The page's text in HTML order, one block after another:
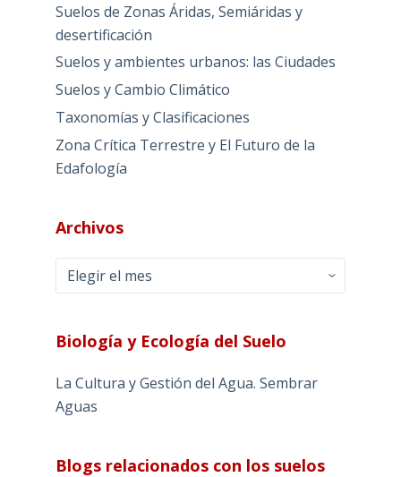
Suelos de Zonas Áridas, Semiáridas y
desertificación
Suelos y ambientes urbanos: las Ciudades
Suelos y Cambio Climático
Taxonomías y Clasificaciones
Zona Crítica Terrestre y El Futuro de la
Edafología
Archivos
Archivos
Biología y Ecología del Suelo
La Cultura y Gestión del Agua. Sembrar
Aguas
Blogs relacionados con los suelos